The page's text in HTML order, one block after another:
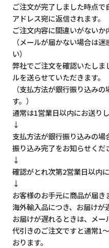
ご注文が完了しました時点
アドレス宛に返信されます。
ご注文内容に間違いがないか
（メールが届かない場合は
い）
弊社でご注文を確認いたし
ルを送らせていただきます。
（支払方法が銀行振り込み
す。）
通常は1営業日以内にお送りし
↓
支払方法が銀行振り込みの
振り込み完了をお知らせくだ
↓
確認がとれ次第2営業日以内
↓
お客様のお手元に商品が届き
海外輸入品につき、お届けが
お届けが遅れるときは、メー
代引きのご注文ですと通常1
おります。